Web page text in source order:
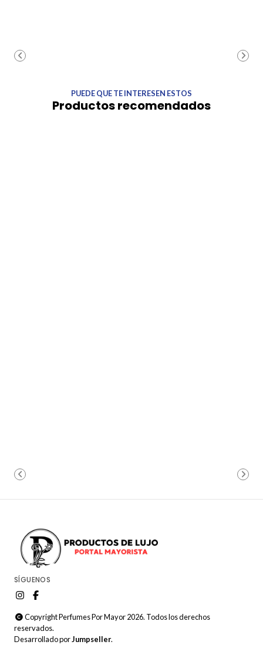
PUEDE QUE TE INTERESEN ESTOS
Productos recomendados
SÍGUENOS
Copyright Perfumes Por Mayor 2026. Todos los derechos
reservados.
Desarrollado porJumpseller.